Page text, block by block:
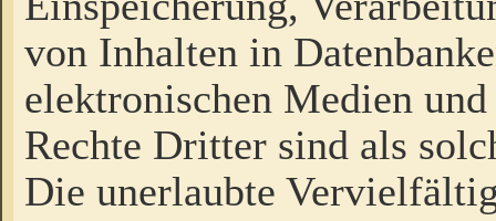
von Inhalten in
elektronischen Medien
Rechte Dritter sind als
Die unerlaubte